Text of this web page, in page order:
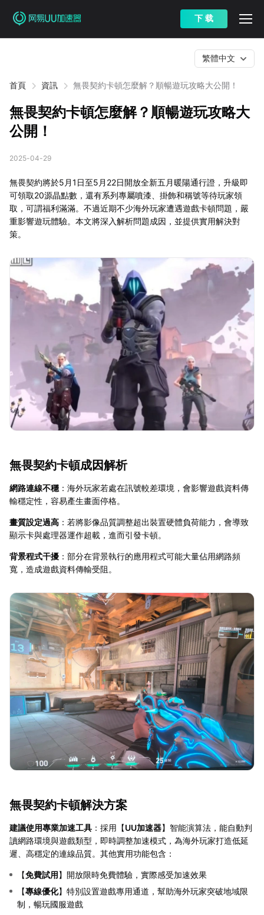
下 载
首頁 資訊 無畏契約卡頓怎麼解？順暢遊玩攻略大公開！
繁體中文
無畏契約卡頓怎麼解？順暢遊玩攻略大
公開！
2025-04-29
無畏契約將於5月1日至5月22日開放全新五月暖陽通行證，升級即
可領取20源晶點數，還有系列專屬噴漆、掛飾和稱號等待玩家領
取，可謂福利滿滿。不過近期不少海外玩家遭遇遊戲卡頓問題，嚴
重影響遊玩體驗。本文將深入解析問題成因，並提供實用解決對
策。
無畏契約卡頓成因解析
網路連線不穩 ：海外玩家若處在訊號較差環境，會影響遊戲資料傳
輸穩定性，容易產生畫面停格。
畫質設定過高 ：若將影像品質調整超出裝置硬體負荷能力，會導致
顯示卡與處理器運作超載，進而引發卡頓。
背景程式干擾 ：部分在背景執行的應用程式可能大量佔用網路頻
寬，造成遊戲資料傳輸受阻。
無畏契約卡頓解決方案
建議使用專業加速工具 ：採用【UU加速器】智能演算法，能自動判
讀網路環境與遊戲類型，即時調整加速模式，為海外玩家打造低延
遲、高穩定的連線品質。其他實用功能包含：
【免費試用】開放限時免費體驗，實際感受加速效果
【專線優化】特別設置遊戲專用通道，幫助海外玩家突破地域限
制，暢玩國服遊戲